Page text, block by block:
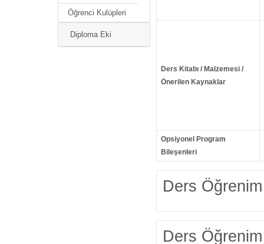
Öğrenci Kulüpleri
Diploma Eki
Ders Kitabı / Malzemesi /
Önerilen Kaynaklar
Opsiyonel Program
Bileşenleri
Ders Öğrenim
Ders Öğrenim